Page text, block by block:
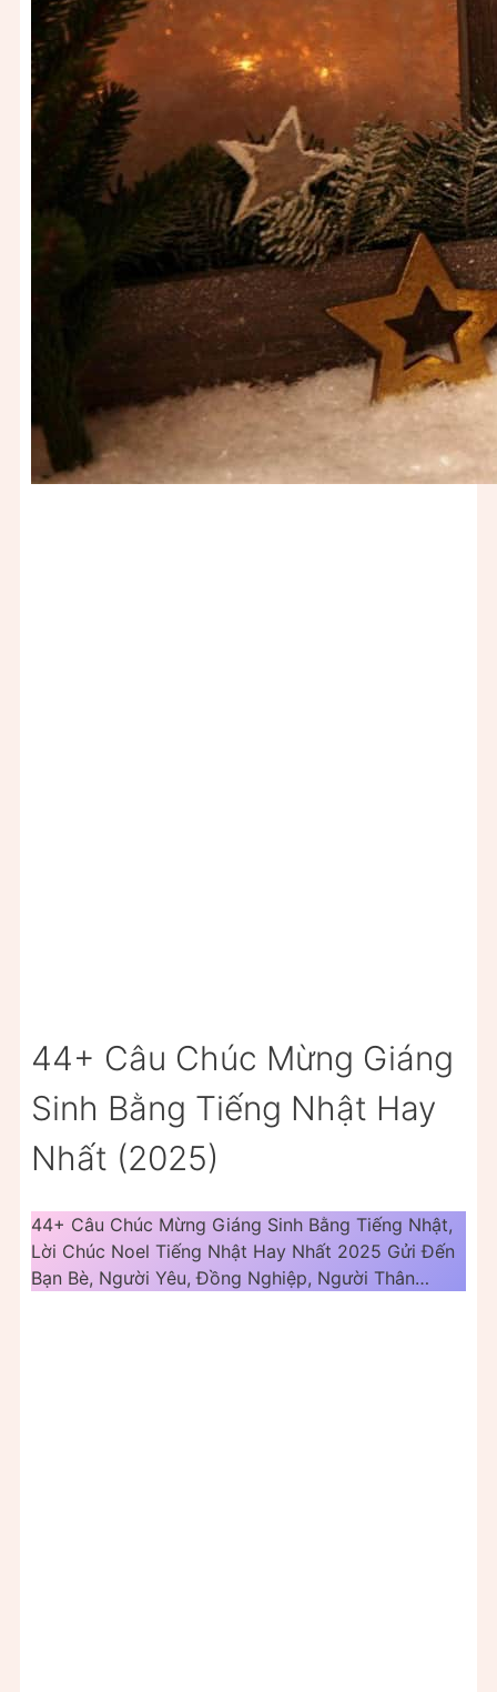
44+ Câu Chúc Mừng Giáng
Sinh Bằng Tiếng Nhật Hay
Nhất (2025)
44+ Câu Chúc Mừng Giáng Sinh Bằng Tiếng Nhật,
Lời Chúc Noel Tiếng Nhật Hay Nhất 2025 Gửi Đến
Bạn Bè, Người Yêu, Đồng Nghiệp, Người Thân…